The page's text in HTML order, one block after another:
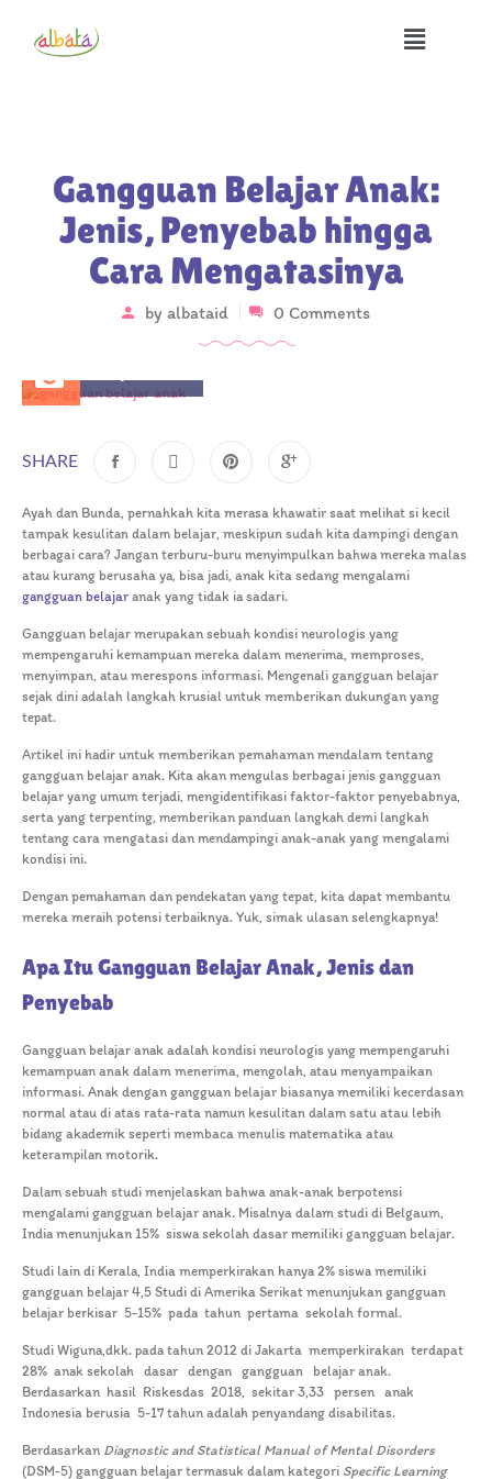
Gangguan Belajar Anak:
Jenis, Penyebab hingga
Cara Mengatasinya
by albataid 0 Comments
SHARE
Ayah dan Bunda, pernahkah kita merasa khawatir saat melihat si kecil
tampak kesulitan dalam belajar, meskipun sudah kita dampingi dengan
berbagai cara? Jangan terburu-buru menyimpulkan bahwa mereka malas
atau kurang berusaha ya, bisa jadi, anak kita sedang mengalami
gangguan belajar anak yang tidak ia sadari.
Gangguan belajar merupakan sebuah kondisi neurologis yang
mempengaruhi kemampuan mereka dalam menerima, memproses,
menyimpan, atau merespons informasi. Mengenali gangguan belajar
sejak dini adalah langkah krusial untuk memberikan dukungan yang
tepat.
Artikel ini hadir untuk memberikan pemahaman mendalam tentang
gangguan belajar anak. Kita akan mengulas berbagai jenis gangguan
belajar yang umum terjadi, mengidentifikasi faktor-faktor penyebabnya,
serta yang terpenting, memberikan panduan langkah demi langkah
tentang cara mengatasi dan mendampingi anak-anak yang mengalami
kondisi ini.
Dengan pemahaman dan pendekatan yang tepat, kita dapat membantu
mereka meraih potensi terbaiknya. Yuk, simak ulasan selengkapnya!
Apa Itu Gangguan Belajar Anak, Jenis dan
Penyebab
Gangguan belajar anak adalah kondisi neurologis yang mempengaruhi
kemampuan anak dalam menerima, mengolah, atau menyampaikan
informasi. Anak dengan gangguan belajar biasanya memiliki kecerdasan
normal atau di atas rata-rata namun kesulitan dalam satu atau lebih
bidang akademik seperti membaca menulis matematika atau
keterampilan motorik.
Dalam sebuah studi menjelaskan bahwa anak-anak berpotensi
mengalami gangguan belajar anak. Misalnya dalam studi di Belgaum,
India menunjukan 15% siswa sekolah dasar memiliki gangguan belajar.
Studi lain di Kerala, India memperkirakan hanya 2% siswa memiliki
gangguan belajar 4,5 Studi di Amerika Serikat menunjukan gangguan
belajar berkisar 5-15% pada tahun pertama sekolah formal.
Studi Wiguna,dkk. pada tahun 2012 di Jakarta memperkirakan terdapat
28% anak sekolah dasar dengan gangguan belajar anak.
Berdasarkan hasil Riskesdas 2018, sekitar 3,33 persen anak
Indonesia berusia 5-17 tahun adalah penyandang disabilitas.
Berdasarkan Diagnostic and Statistical Manual of Mental Disorders
(DSM-5) gangguan belajar termasuk dalam kategori Specific Learning